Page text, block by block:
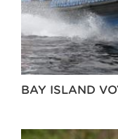
BAY ISLAND